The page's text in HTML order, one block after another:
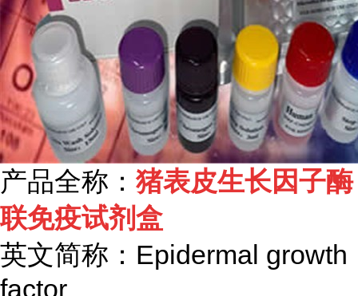
产品全称： 猪表皮生长因子酶
联免疫试剂盒
英文简称： Epidermal growth
factor